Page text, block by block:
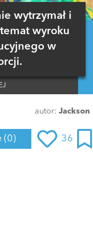
wytrzymał i
wyroku
w
autor: Jackson
(0) 36